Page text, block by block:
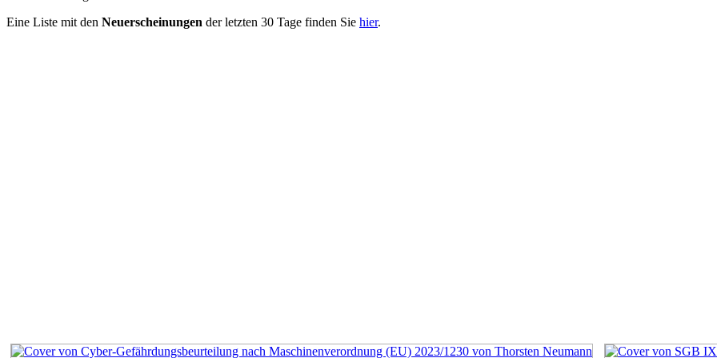
Eine Liste mit den Neuerscheinungen der letzten 30 Tage finden Sie hier.